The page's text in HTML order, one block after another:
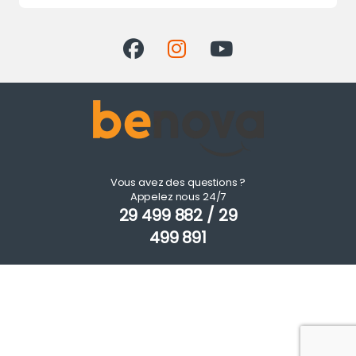
Vous avez des questions ?
Appelez nous 24/7
29 499 882 / 29
499 891